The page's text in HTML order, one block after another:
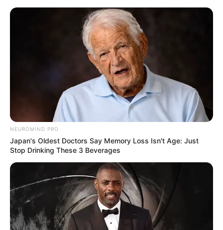
Czekacie na „Jestem legendą 2” i
„Constantine 2”? Zamiast tego
będzie serial w stylu „The Last of Us”
28 lutego 2025 Aktualności
NEUROMIND PRO
Japan's Oldest Doctors Say Memory Loss Isn't Age: Just
Stop Drinking These 3 Beverages